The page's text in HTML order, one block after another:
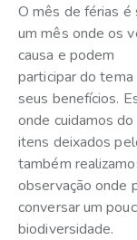
O mês de férias é
um mês onde os
causa e podem
participar do
seus benefícios.
onde cuidamos
itens deixados
também
observação onde
conversar um
biodiversidade.